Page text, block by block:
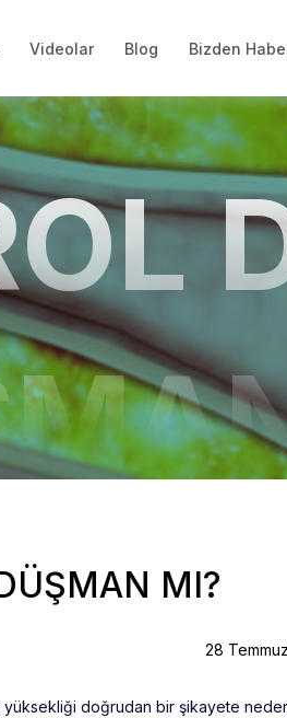
Videolar Blog Bizden
MI?
28
doğrudan bir şikayete